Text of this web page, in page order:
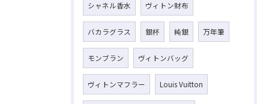
シャネル香水 ヴィトン財布
バカラグラス 銀杯 純銀 万年筆
モンブラン ヴィトンバッグ
ヴィトンマフラー Louis Vuitton